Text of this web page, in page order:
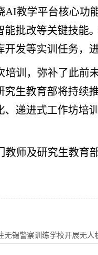
AI教学平台核心功
批改等关键技能
发等实训任务，
培训 ，弥补了此前
生教育部将持续
、递进式工作坊培
师及研究生教育
无锡警察训练学校开展无人